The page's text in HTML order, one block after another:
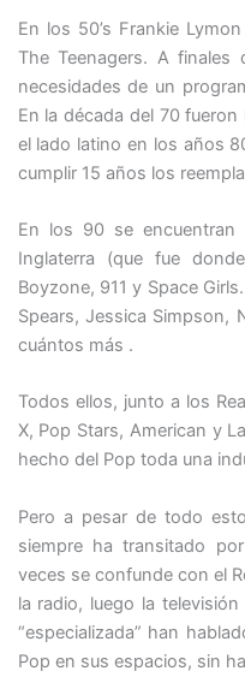
En los 50’s Frankie
The Teenagers. A finales
necesidades de un
En la década del 70
el lado latino en los años
cumplir 15 años los
En los 90 se
Inglaterra (que fue
Boyzone, 911 y Space
Spears, Jessica Simpson,
cuántos más .
Todos ellos, junto a los
X, Pop Stars, American y
hecho del Pop toda una
Pero a pesar de todo
siempre ha transitado
veces se confunde con el
la radio, luego la
“especializada” han
Pop en sus espacios, sin